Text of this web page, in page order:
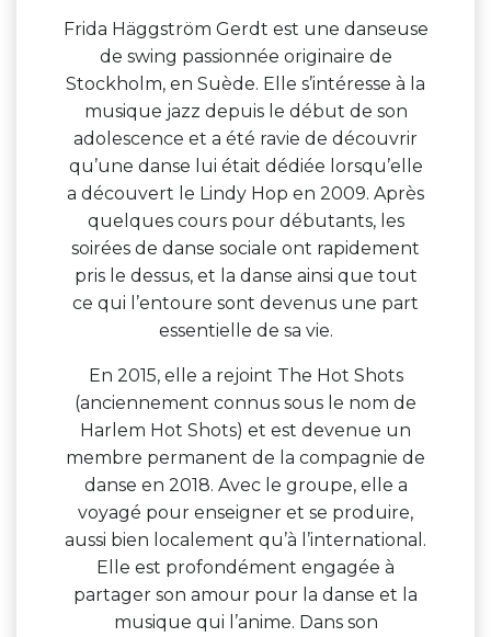
Frida Häggström Gerdt est une danseuse
de swing passionnée originaire de
Stockholm, en Suède. Elle s’intéresse à la
musique jazz depuis le début de son
adolescence et a été ravie de découvrir
qu’une danse lui était dédiée lorsqu’elle
a découvert le Lindy Hop en 2009. Après
quelques cours pour débutants, les
soirées de danse sociale ont rapidement
pris le dessus, et la danse ainsi que tout
ce qui l’entoure sont devenus une part
essentielle de sa vie.
En 2015, elle a rejoint The Hot Shots
(anciennement connus sous le nom de
Harlem Hot Shots) et est devenue un
membre permanent de la compagnie de
danse en 2018. Avec le groupe, elle a
voyagé pour enseigner et se produire,
aussi bien localement qu’à l’international.
Elle est profondément engagée à
partager son amour pour la danse et la
musique qui l’anime. Dans son